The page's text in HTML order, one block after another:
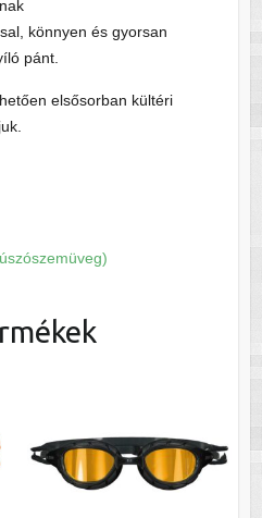
könnyen és gyorsan
pánt.
elsősorban kültéri